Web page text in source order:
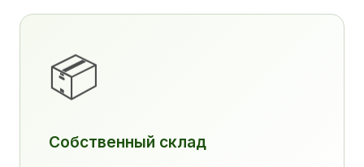
📦
Собственный склад